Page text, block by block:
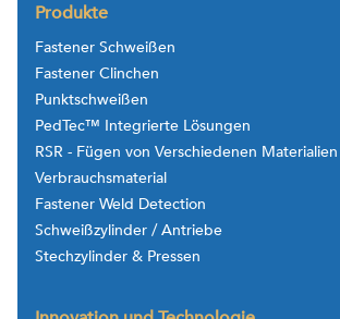
Produkte
Fastener Schweißen
Fastener Clinchen
Punktschweißen
PedTec™ Integrierte Lösungen
RSR - Fügen von Verschiedenen Materialien
Verbrauchsmaterial
Fastener Weld Detection
Schweißzylinder / Antriebe
Stechzylinder & Pressen